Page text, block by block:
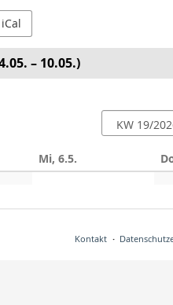
iCal
– 10.05.)
Mi, 6.5.
Kontakt